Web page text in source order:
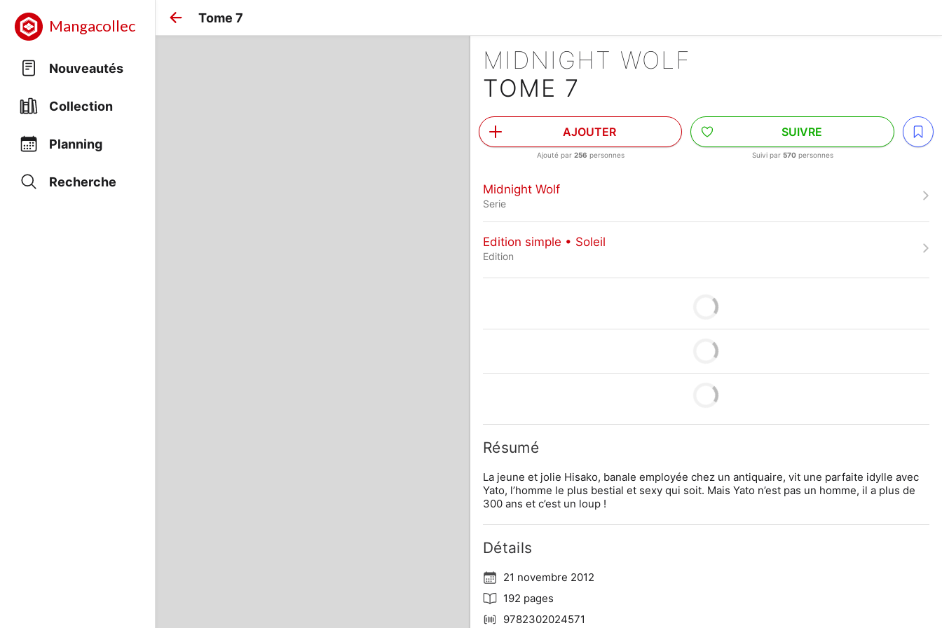
Mangacollec
Nouveautés
Collection
Planning
Recherche
Tome 7
MIDNIGHT WOLF
TOME 7
AJOUTER
Ajouté par 256 personnes
SUIVRE
Suivi par 570personnes
Midnight Wolf
Serie
Edition simple • Soleil
Edition
Résumé
La jeune et jolie Hisako, banale employée chez un antiquaire, vit une parfaite idylle avec
Yato, l’homme le plus bestial et sexy qui soit. Mais Yato n’est pas un homme, il a plus de
300 ans et c’est un loup !
Détails
21 novembre 2012
192 pages
9782302024571